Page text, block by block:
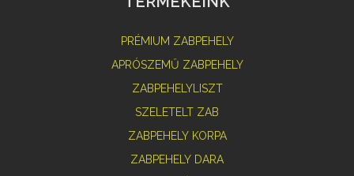
PRÉMIUM ZABPEHELY
APRÓSZEMŰ ZABPEHELY
ZABPEHELYLISZT
SZELETELT ZAB
ZABPEHELY KORPA
ZABPEHELY DARA